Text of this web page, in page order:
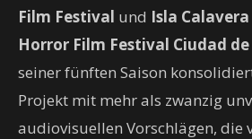
Film Festival und Isla
Horror Film Festival Ciudad
seiner fünften Saison
Projekt mit mehr als zwanzig
audiovisuellen Vorschlägen, die